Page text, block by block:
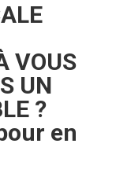
VOUS
UN
?
en